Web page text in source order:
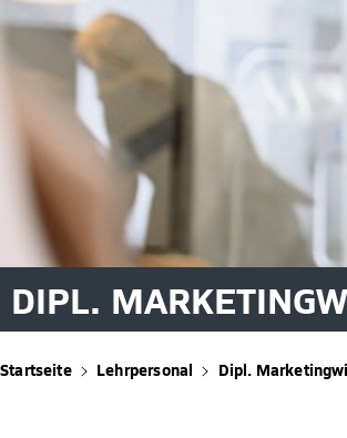
DIPL.
Startseite Lehrpersonal Dipl.